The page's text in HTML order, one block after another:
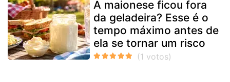
A maionese ficou fora
da geladeira? Esse é o
tempo máximo antes de
ela se tornar um risco